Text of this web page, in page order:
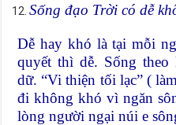
Sống đạo Trời có dễ
Dễ hay khó là tại mỗi
quyết thì dễ. Sống
dữ. “Vi thiện tối lạc” (
đi không khó vì ngăn
lòng người ngại núi e